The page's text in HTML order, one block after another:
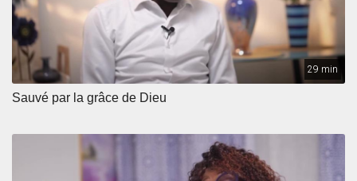
29 min
Sauvé par la grâce de Dieu